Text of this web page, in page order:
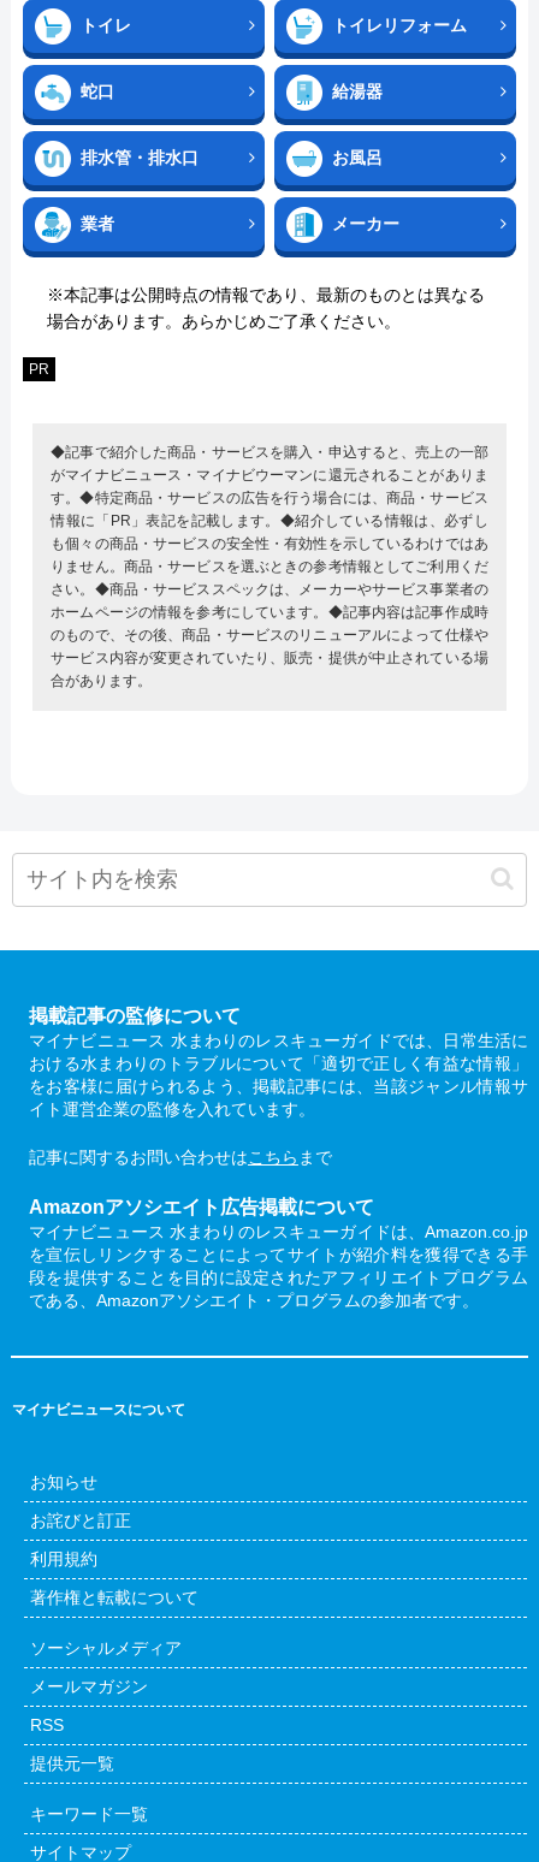
トイレ トイレリフォーム
蛇口 給湯器
排水管・排水口 お風呂
業者 メーカー
※本記事は公開時点の情報であり、最新のものとは異なる
場合があります。あらかじめご了承ください。
PR
◆記事で紹介した商品・サービスを購入・申込すると、売上の一部
がマイナビニュース・マイナビウーマンに還元されることがありま
す。◆特定商品・サービスの広告を行う場合には、商品・サービス
情報に「PR」表記を記載します。◆紹介している情報は、必ずし
も個々の商品・サービスの安全性・有効性を示しているわけではあ
りません。商品・サービスを選ぶときの参考情報としてご利用くだ
さい。◆商品・サービススペックは、メーカーやサービス事業者の
ホームページの情報を参考にしています。◆記事内容は記事作成時
のもので、その後、商品・サービスのリニューアルによって仕様や
サービス内容が変更されていたり、販売・提供が中止されている場
合があります。
掲載記事の監修について
マイナビニュース 水まわりのレスキューガイドでは、日常生活に
おける水まわりのトラブルについて「適切で正しく有益な情報」
をお客様に届けられるよう、掲載記事には、当該ジャンル情報サ
イト運営企業の監修を入れています。
記事に関するお問い合わせはこちら まで
Amazonアソシエイト広告掲載について
マイナビニュース 水まわりのレスキューガイドは、Amazon.co.jp
を宣伝しリンクすることによってサイトが紹介料を獲得できる手
段を提供することを目的に設定されたアフィリエイトプログラム
である、Amazonアソシエイト・プログラムの参加者です。
マイナビニュースについて
お知らせ
お詫びと訂正
利用規約
著作権と転載について
ソーシャルメディア
メールマガジン
RSS
提供元一覧
キーワード一覧
サイトマップ